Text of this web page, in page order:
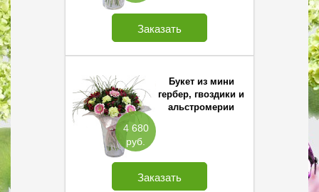
Заказать
4 680
руб.
Букет из мини
гербер, гвоздики и
альстромерии
Заказать